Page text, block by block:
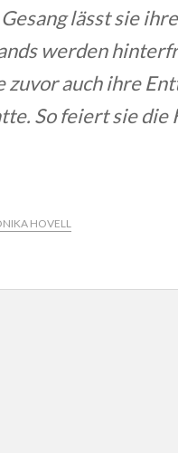
lässt sie
werden
zuvor auch ihre
So feiert sie die
HOVELL